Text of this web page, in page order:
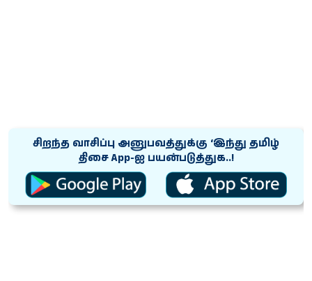
சிறந்த வாசிப்பு அனுபவத்துக்கு ‘இந்து தமிழ்
திசை App-ஐ பயன்படுத்துக..!